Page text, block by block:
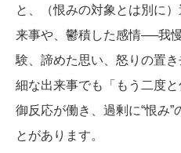
と、（恨みの対象とは別に
来事や、鬱積した感情──我
験、諦めた思い、怒りの置
細な出来事でも「もう二度
御反応が働き、過剰に“恨み”
とがあります。